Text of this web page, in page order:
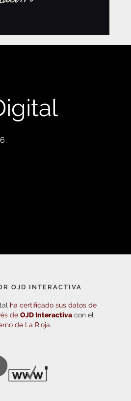
OJD INTERACTIVA
ha certificado sus datos de
deOJD Interactiva con el
de La Rioja.